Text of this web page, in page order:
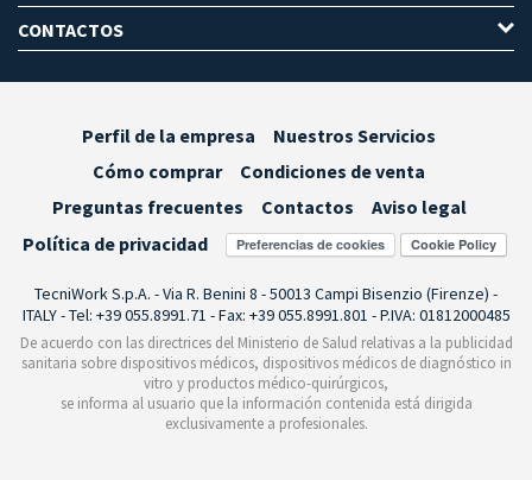
CONTACTOS
Perfil de la empresa
Nuestros Servicios
Cómo comprar
Condiciones de venta
Preguntas frecuentes
Contactos
Aviso legal
Política de privacidad
Preferencias de cookies
TecniWork S.p.A. - Via R. Benini 8 - 50013 Campi Bisenzio (Firenze) -
ITALY - Tel: +39 055.8991.71 - Fax: +39 055.8991.801 - P.IVA: 01812000485
De acuerdo con las directrices del Ministerio de Salud relativas a la publicidad
sanitaria sobre dispositivos médicos, dispositivos médicos de diagnóstico in
vitro y productos médico-quirúrgicos,
se informa al usuario que la información contenida está dirigida
exclusivamente a profesionales.